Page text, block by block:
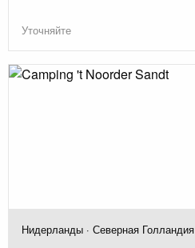
Уточняйте
Нидерланды · Северная Голландия